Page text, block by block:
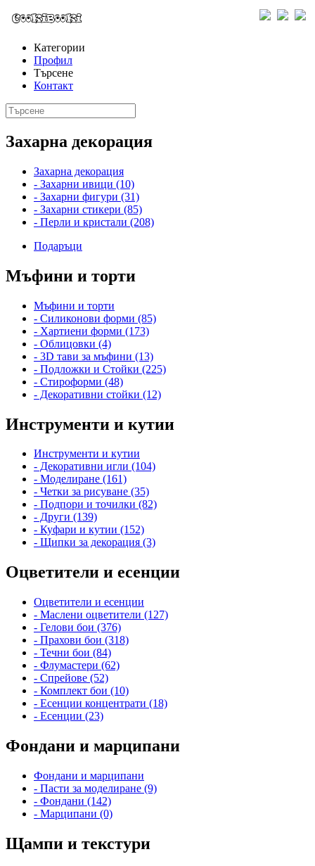
Категории
Профил
Търсене
Контакт
Захарна декорация
Захарна декорация
- Захарни ивици (10)
- Захарни фигури (31)
- Захарни стикери (85)
- Перли и кристали (208)
Подаръци
Мъфини и торти
Мъфини и торти
- Силиконови форми (85)
- Хартиени форми (173)
- Облицовки (4)
- 3D тави за мъфини (13)
- Подложки и Стойки (225)
- Стироформи (48)
- Декоративни стойки (12)
Инструменти и кутии
Инструменти и кутии
- Декоративни игли (104)
- Моделиране (161)
- Четки за рисуване (35)
- Подпори и точилки (82)
- Други (139)
- Куфари и кутии (152)
- Щипки за декорация (3)
Оцветители и есенции
Оцветители и есенции
- Маслени оцветители (127)
- Гелови бои (376)
- Прахови бои (318)
- Течни бои (84)
- Флумастери (62)
- Спрейове (52)
- Комплект бои (10)
- Есенции концентрати (18)
- Есенции (23)
Фондани и марципани
Фондани и марципани
- Пасти за моделиране (9)
- Фондани (142)
- Марципани (0)
Щампи и текстури